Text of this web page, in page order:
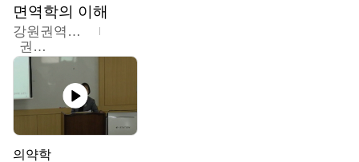
면역학의 이해
강원권역센터
권보인
의약학